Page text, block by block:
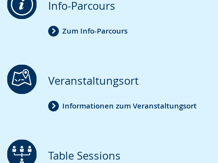
Info-Parcours
Zum Info-Parcours
Veranstaltungsort
Informationen zum Veranstaltungsort
Table Sessions